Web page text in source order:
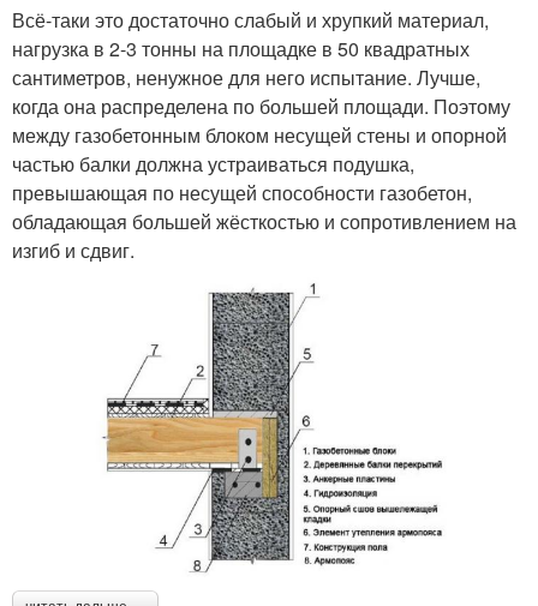
Всё-таки это достаточно слабый и хрупкий материал,
нагрузка в 2-3 тонны на площадке в 50 квадратных
сантиметров, ненужное для него испытание. Лучше,
когда она распределена по большей площади. Поэтому
между газобетонным блоком несущей стены и опорной
частью балки должна устраиваться подушка,
превышающая по несущей способности газобетон,
обладающая большей жёсткостью и сопротивлением на
изгиб и сдвиг.